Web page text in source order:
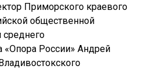
Приморского краевого
общественной
среднего
«Опора России» Андрей